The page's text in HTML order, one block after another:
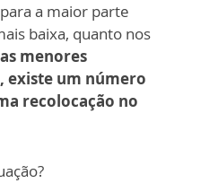
a maior parte
baixa, quanto nos
as menores
existe um número
recolocação no